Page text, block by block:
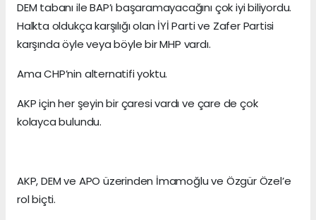
DEM tabanı ile BAP’ı başaramayacağını çok iyi biliyordu.
Halkta oldukça karşılığı olan İYİ Parti ve Zafer Partisi
karşında öyle veya böyle bir MHP vardı.
Ama CHP’nin alternatifi yoktu.
AKP için her şeyin bir çaresi vardı ve çare de çok
kolayca bulundu.
AKP, DEM ve APO üzerinden İmamoğlu ve Özgür Özel’e
rol biçti.